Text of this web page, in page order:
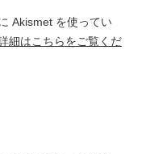
Akismet を使ってい
細はこちらをご覧くだ